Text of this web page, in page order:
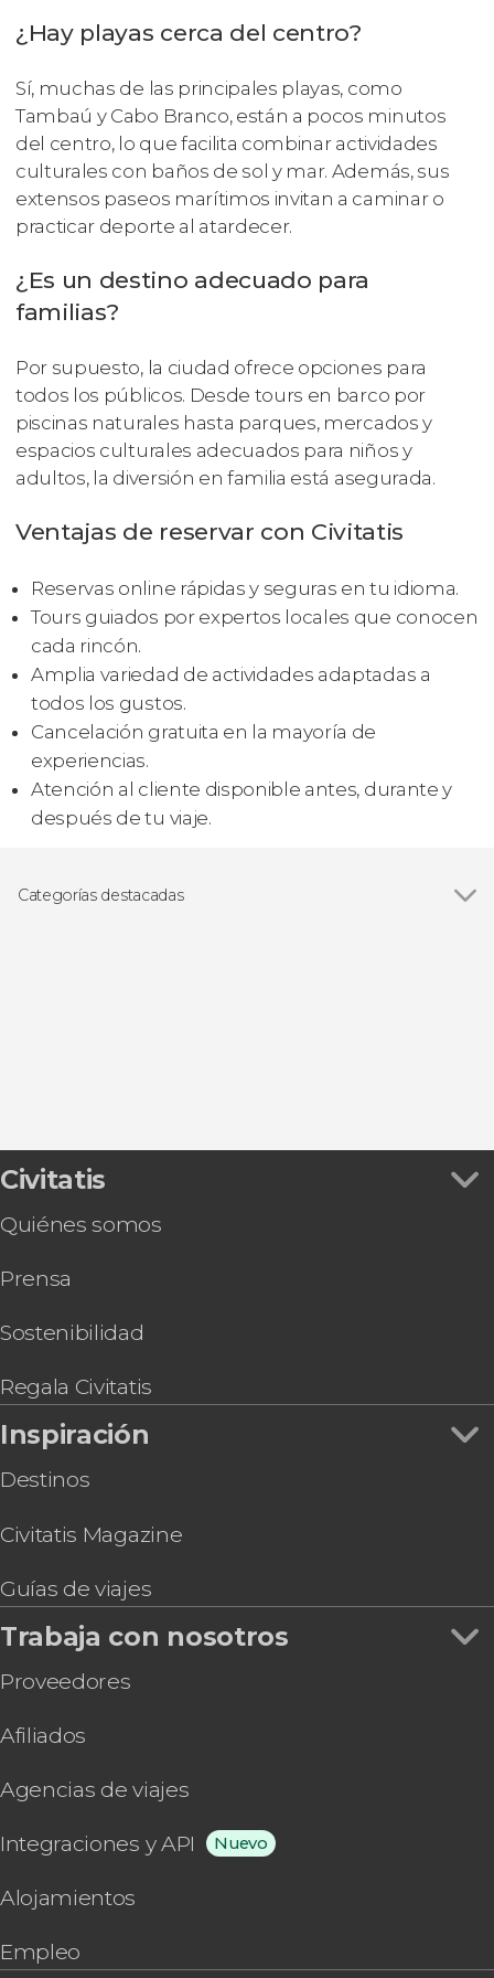
¿Hay playas cerca del centro?
Sí, muchas de las principales playas, como
Tambaú y Cabo Branco, están a pocos minutos
del centro, lo que facilita combinar actividades
culturales con baños de sol y mar. Además, sus
extensos paseos marítimos invitan a caminar o
practicar deporte al atardecer.
¿Es un destino adecuado para
familias?
Por supuesto, la ciudad ofrece opciones para
todos los públicos. Desde tours en barco por
piscinas naturales hasta parques, mercados y
espacios culturales adecuados para niños y
adultos, la diversión en familia está asegurada.
Ventajas de reservar con Civitatis
Reservas online rápidas y seguras en tu idioma.
Tours guiados por expertos locales que conocen
cada rincón.
Amplia variedad de actividades adaptadas a
todos los gustos.
Cancelación gratuita en la mayoría de
experiencias.
Atención al cliente disponible antes, durante y
después de tu viaje.
Categorías destacadas
Civitatis
Quiénes somos
Prensa
Sostenibilidad
Regala Civitatis
Inspiración
Destinos
Civitatis Magazine
Guías de viajes
Trabaja con nosotros
Proveedores
Afiliados
Agencias de viajes
Integraciones y API Nuevo
Alojamientos
Empleo